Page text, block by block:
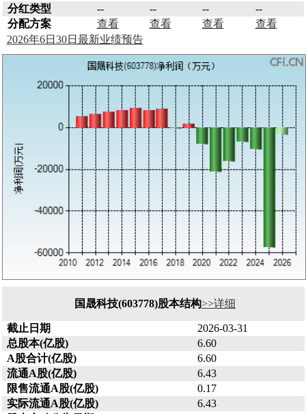
分红类型
-- -- --
--
分配方案
查看 查看 查看
查看
2026年6日30日最新业绩预告
国晟科技(603778)股本结构>>详细
截止日期
2026-03-31
总股本(亿股)
6.60
A股合计(亿股)
6.60
流通A股(亿股)
6.43
限售流通A股(亿股)
0.17
实际流通A股(亿股)
6.43